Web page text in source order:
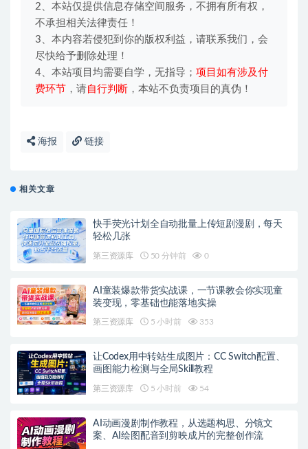
2、本站仅提供信息存储空间服务，不拥有所有权，
不承担相关法律责任！
3、本内容若侵犯到你的版权利益，请联系我们，会
尽快给予删除处理！
4、本站项目均需要自学，无指导； 项目如有涉及付
费环节 ，请自行判断 ，本站不负责项目的真伪！
海报 链接
相关文章
快手荧光计划全自动批量上传短剧漫剧，每天
轻松几张
第三资源库 50 分钟前 0
AI童装爆款带货实战课，一节课教会你实现童
装变现，零基础也能落地实操
第三资源库 5 小时前 353
让Codex用中转站生成图片：CC Switch配置、
画图能力检测与全局Skill教程
第三资源库 5 小时前 54
AI动画漫剧制作教程，从选题构思、分镜文
案、AI绘图配音到剪映成片的完整创作流